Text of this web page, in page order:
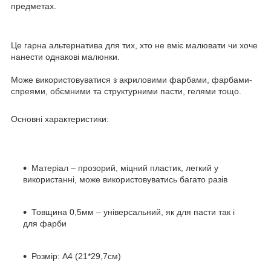
предметах.
Це гарна альтернатива для тих, хто не вміє малювати чи хоче
нанести однакові малюнки.
Може використовуватися з акриловими фарбами, фарбами-
спреями, обємними та структурними пасти, гелями тощо.
Основні характеристики:
Матеріал – прозорий, міцний пластик, легкий у
використанні, може використовуватись багато разів
Товщина 0,5мм – універсальний, як для пасти так і
для фарби
Розмір: А4 (21*29,7см)